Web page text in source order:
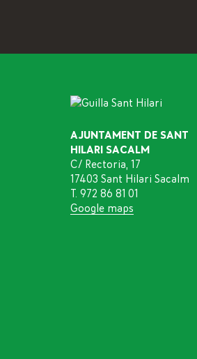
AJUNTAMENT DE SANT
HILARI SACALM
C/ Rectoria, 17
17403 Sant Hilari Sacalm
T. 972 86 81 01
Google maps